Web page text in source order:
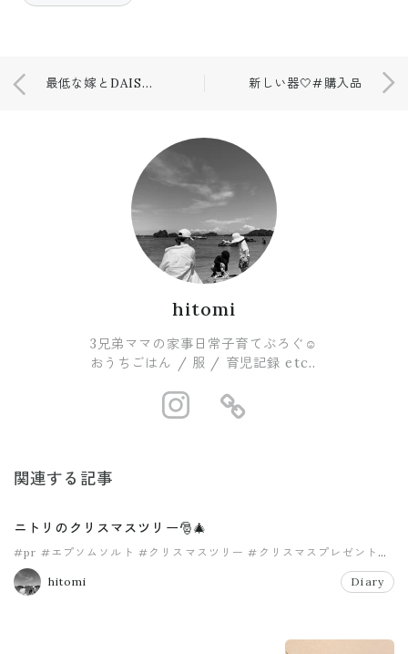
最低な嫁とDAISOで。 新しい器🤍#購入品
hitomi
3兄弟ママの家事日常子育てぶろぐ☺︎
おうちごはん / 服 / 育児記録 etc..
https://
関連する記事
ニトリのクリスマスツリー🎅🎄
#pr #エプソムソルト #クリスマスツリー #クリスマスプレゼント
#ママ
hitomi
Diary